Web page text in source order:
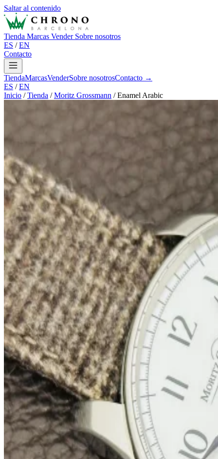
Saltar al contenido
Tienda Marcas Vender Sobre nosotros
ES / EN
Contacto
TiendaMarcasVenderSobre nosotrosContacto →
ES / EN
Inicio / Tienda / Moritz Grossmann / Enamel Arabic